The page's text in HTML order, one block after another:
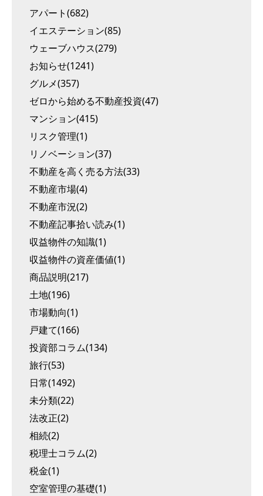
アパート(682)
イエステーション(85)
ウェーブハウス(279)
お知らせ(1241)
グルメ(357)
ゼロから始める不動産投資(47)
マンション(415)
リスク管理(1)
リノベーション(37)
不動産を高く売る方法(33)
不動産市場(4)
不動産市況(2)
不動産記事拾い読み(1)
収益物件の知識(1)
収益物件の資産価値(1)
商品説明(217)
土地(196)
市場動向(1)
戸建て(166)
投資部コラム(134)
旅行(53)
日常(1492)
未分類(22)
法改正(2)
相続(2)
税理士コラム(2)
税金(1)
空室管理の基礎(1)